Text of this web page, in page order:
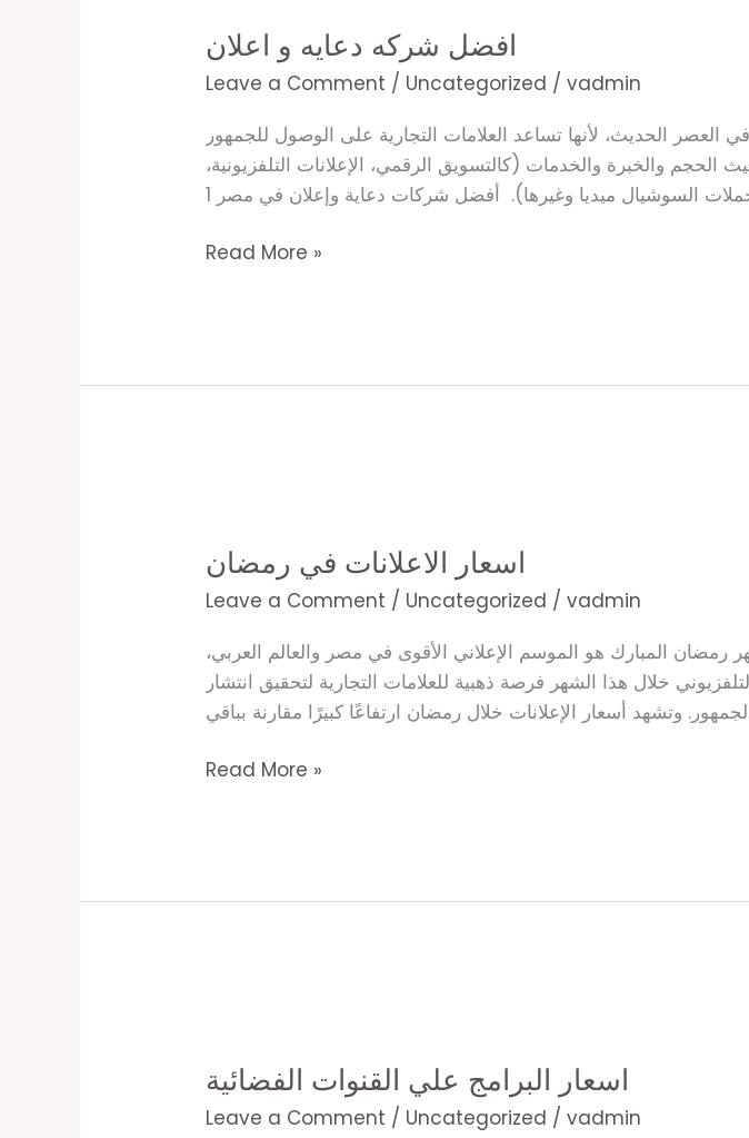
افضل شركه دعايه و اعلان
Leave a Comment / Uncategorized /vadmin
العصر الحديث، لأنها تساعد العلامات التجارية على الوصول للجمهور
والخبرة والخدمات (كالتسويق الرقمي، الإعلانات التلفزيونية،
دعايه
و
Read More »
اسعار الاعلانات في رمضان
Leave a Comment / Uncategorized /vadmin
في القنوات الفضائية خلال شهر رمضان 2026 يُعد شهر رمضان المبارك هو الموسم الإعلاني الأقوى في مصر والعالم العربي،
خلال هذا الشهر فرصة ذهبية للعلامات التجارية لتحقيق انتشار
وتشهد أسعار الإعلانات خلال رمضان ارتفاعًا كبيرًا مقارنة بباقي
في
رمضان
Read More »
اسعار البرامج علي القنوات الفضائية
Leave a Comment / Uncategorized /vadmin
علي
القنوات